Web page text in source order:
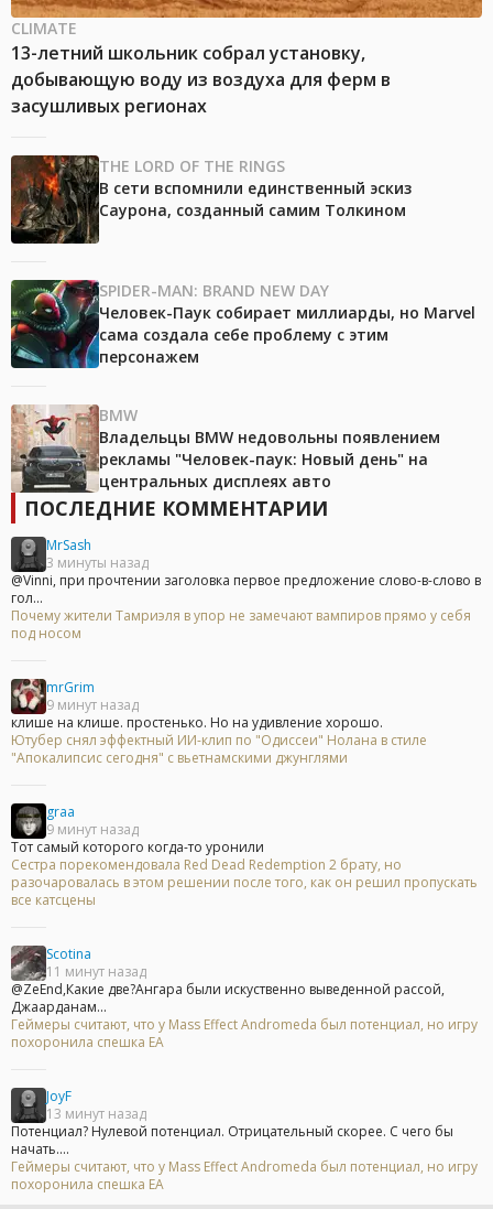
CLIMATE
13-летний школьник собрал установку,
добывающую воду из воздуха для ферм в
засушливых регионах
THE LORD OF THE RINGS
В сети вспомнили единственный эскиз
Саурона, созданный самим Толкином
SPIDER-MAN: BRAND NEW DAY
Человек-Паук собирает миллиарды, но Marvel
сама создала себе проблему с этим
персонажем
BMW
Владельцы BMW недовольны появлением
рекламы "Человек-паук: Новый день" на
центральных дисплеях авто
ПОСЛЕДНИЕ КОММЕНТАРИИ
MrSash
3 минуты назад
@Vinni, при прочтении заголовка первое предложение слово-в-слово в
гол...
Почему жители Тамриэля в упор не замечают вампиров прямо у себя
под носом
mrGrim
9 минут назад
клише на клише. простенько. Но на удивление хорошо.
Ютубер снял эффектный ИИ-клип по "Одиссеи" Нолана в стиле
"Апокалипсис сегодня" с вьетнамскими джунглями
graa
9 минут назад
Тот самый которого когда-то уронили
Сестра порекомендовала Red Dead Redemption 2 брату, но
разочаровалась в этом решении после того, как он решил пропускать
все катсцены
Scotina
11 минут назад
@ZeEnd,Какие две?Ангара были искуственно выведенной рассой,
Джаарданам...
Геймеры считают, что у Mass Effect Andromeda был потенциал, но игру
похоронила спешка EA
JoyF
13 минут назад
Потенциал? Нулевой потенциал. Отрицательный скорее. С чего бы
начать....
Геймеры считают, что у Mass Effect Andromeda был потенциал, но игру
похоронила спешка EA